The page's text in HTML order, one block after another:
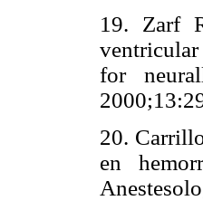
19. Zarf
for
20.
en